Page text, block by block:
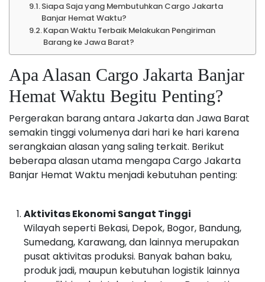
Siapa Saja yang Membutuhkan Cargo Jakarta
Banjar Hemat Waktu?
Kapan Waktu Terbaik Melakukan Pengiriman
Barang ke Jawa Barat?
Apa Alasan Cargo Jakarta Banjar
Hemat Waktu Begitu Penting?
Pergerakan barang antara Jakarta dan Jawa Barat
semakin tinggi volumenya dari hari ke hari karena
serangkaian alasan yang saling terkait. Berikut
beberapa alasan utama mengapa Cargo Jakarta
Banjar Hemat Waktu menjadi kebutuhan penting:
Aktivitas Ekonomi Sangat Tinggi
Wilayah seperti Bekasi, Depok, Bogor, Bandung,
Sumedang, Karawang, dan lainnya merupakan
pusat aktivitas produksi. Banyak bahan baku,
produk jadi, maupun kebutuhan logistik lainnya